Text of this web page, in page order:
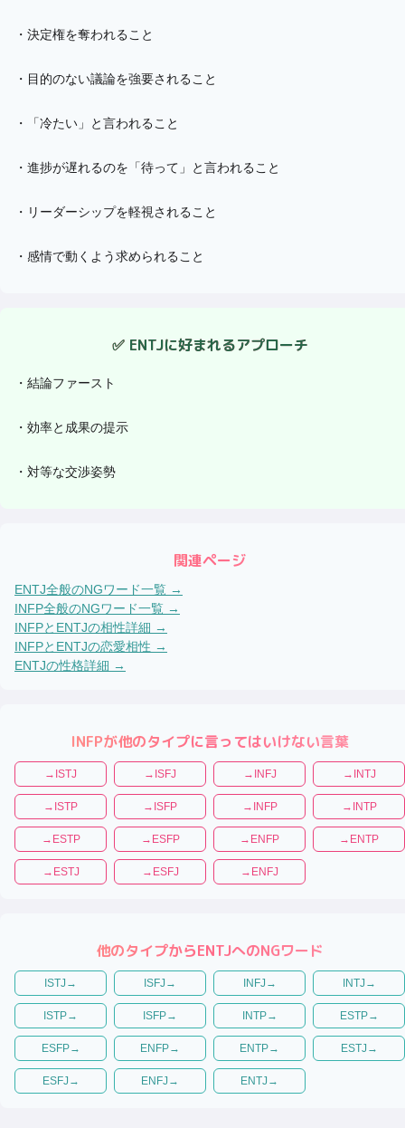
・ 決定権を奪われること
・ 目的のない議論を強要されること
・ 「冷たい」と言われること
・ 進捗が遅れるのを「待って」と言われること
・ リーダーシップを軽視されること
・ 感情で動くよう求められること
✅ ENTJに好まれるアプローチ
・ 結論ファースト
・ 効率と成果の提示
・ 対等な交渉姿勢
関連ページ
ENTJ全般のNGワード一覧 →
INFP全般のNGワード一覧 →
INFPと ENTJの相性詳細 →
INFPと ENTJの恋愛相性 →
ENTJの性格詳細 →
INFPが他のタイプに言ってはいけない言葉
→ ISTJ → ISFJ → INFJ → INTJ
→ ISTP → ISFP → INFP → INTP
→ ESTP → ESFP → ENFP → ENTP
→ ESTJ → ESFJ → ENFJ
他のタイプからENTJへのNGワード
ISTJ → ISFJ → INFJ → INTJ →
ISTP→ ISFP→ INTP→ ESTP→
ESFP→ ENFP→ ENTP→ ESTJ →
ESFJ → ENFJ → ENTJ →